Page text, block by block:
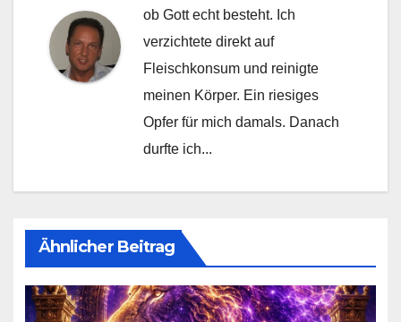
ob Gott echt besteht. Ich
verzichtete direkt auf
Fleischkonsum und reinigte
meinen Körper. Ein riesiges
Opfer für mich damals. Danach
durfte ich...
Ähnlicher Beitrag